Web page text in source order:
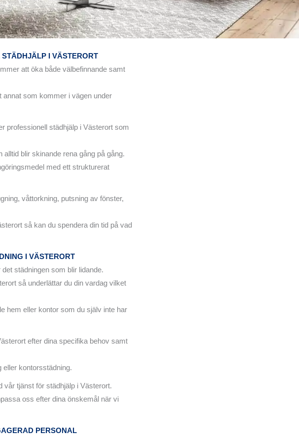
I VÄSTERORT
att öka både välbefinnande samt
annat som kommer i vägen under
professionell städhjälp i Västerort som
blir skinande rena gång på gång.
med ett strukturerat
våttorkning, putsning av fönster,
så kan du spendera din tid på vad
I VÄSTERORT
städningen som blir lidande.
så underlättar du din vardag vilket
hem eller kontor som du själv inte har
efter dina specifika behov samt
eller kontorsstädning.
vår tjänst för städhjälp i Västerort.
oss efter dina önskemål när vi
PERSONAL